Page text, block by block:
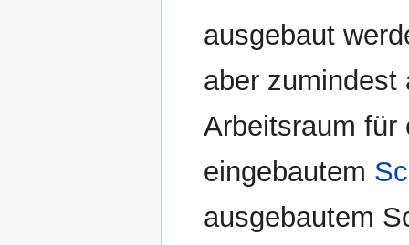
ausgebaut
aber zumindest
Arbeitsraum für
eingebautem
ausgebautem